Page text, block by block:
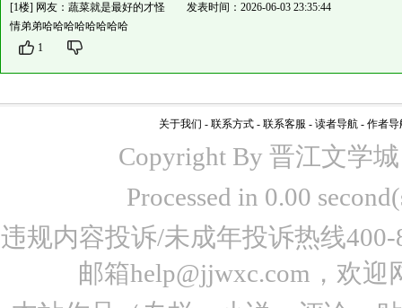
[1楼] 网友：蔬菜就是最好的才怪 发表时间：2026-06-03 23:35:44
情弟弟哈哈哈哈哈哈哈哈
1
关于我们 - 联系方式 - 联系客服 - 读者导航 - 作者导
Copyright By 晋江文学
Processed in 0.00
违规内容投诉/未成年投诉热线
邮箱help@jjwxc.com，欢